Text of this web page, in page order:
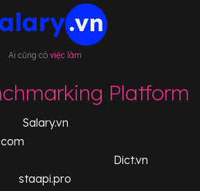
Ai cũng có việc làm
Platform
Salary.vn
Dict.vn
staapi.pro